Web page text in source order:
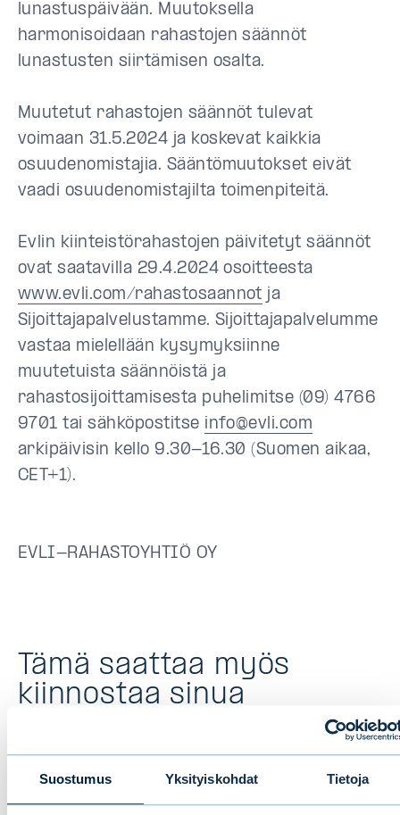
Suostumus Yksityiskohdat Tietoja
lunastuspäivään. Muutoksella
harmonisoidaan rahastojen säännöt
lunastusten siirtämisen osalta.
Muutetut rahastojen säännöt tulevat
voimaan 31.5.2024 ja koskevat kaikkia
osuudenomistajia. Sääntömuutokset eivät
vaadi osuudenomistajilta toimenpiteitä.
Evlin kiinteistörahastojen päivitetyt säännöt
ovat saatavilla 29.4.2024 osoitteesta
www.evli.com/rahastosaannot ja
Sijoittajapalvelustamme. Sijoittajapalvelumme
vastaa mielellään kysymyksiinne
muutetuista säännöistä ja
rahastosijoittamisesta puhelimitse (09) 4766
9701 tai sähköpostitse info@evli.com
arkipäivisin kello 9.30-16.30 (Suomen aikaa,
CET+1).
EVLI-RAHASTOYHTIÖ OY
Tämä saattaa myös
kiinnostaa sinua